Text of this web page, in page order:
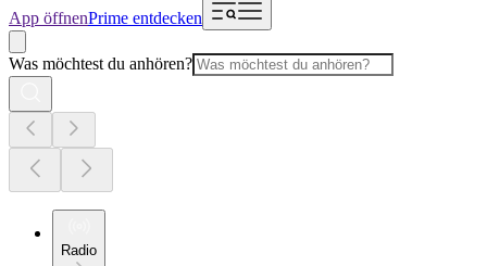
App öffnenPrime entdecken
Was möchtest du anhören?
Radio